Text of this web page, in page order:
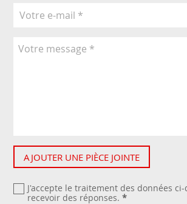
AJOUTER UNE PIÈCE JOINTE
J'accepte le traitement des données
recevoir des réponses. *